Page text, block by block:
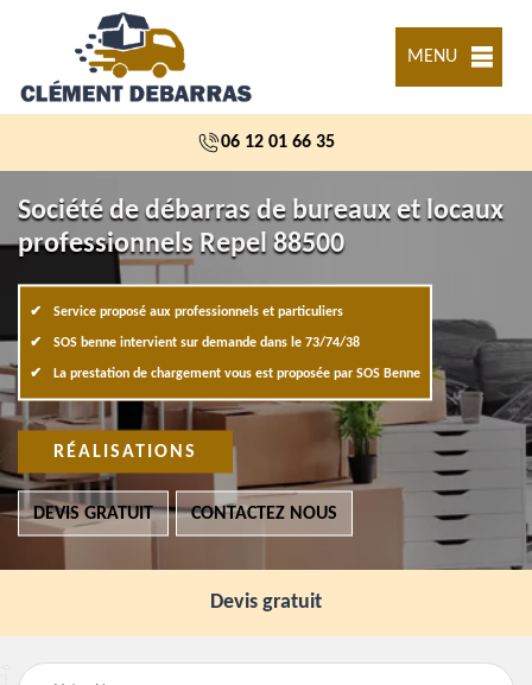
MENU
06 12 01 66 35
Société de débarras de bureaux et locaux
professionnels Repel 88500
Service proposé aux professionnels et particuliers
SOS benne intervient sur demande dans le 73/74/38
La prestation de chargement vous est proposée par SOS Benne
RÉALISATIONS
DEVIS GRATUIT CONTACTEZ NOUS
Devis gratuit